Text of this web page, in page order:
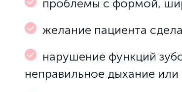
проблемы с формой,
желание пациента
нарушение функций
неправильное дыхание